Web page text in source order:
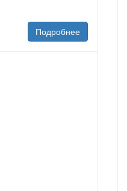
Подробнее